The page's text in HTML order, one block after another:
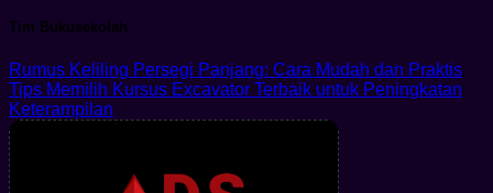
Tim Bukusekolah
Rumus Keliling Persegi Panjang: Cara Mudah dan Praktis
Tips Memilih Kursus Excavator Terbaik untuk Peningkatan
Keterampilan